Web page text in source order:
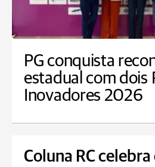
PG conquista
estadual com dois
Inovadores 2026
Coluna RC celebra